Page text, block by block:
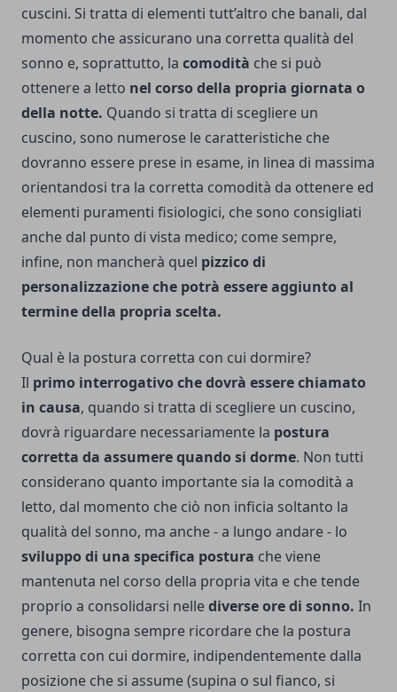
cuscini. Si tratta di elementi tutt’altro che banali, dal
momento che assicurano una corretta qualità del
sonno e, soprattutto, la comodità che si può
ottenere a letto nel corso della propria giornata o
della notte. Quando si tratta di scegliere un
cuscino, sono numerose le caratteristiche che
dovranno essere prese in esame, in linea di massima
orientandosi tra la corretta comodità da ottenere ed
elementi puramenti fisiologici, che sono consigliati
anche dal punto di vista medico; come sempre,
infine, non mancherà quel pizzico di
personalizzazione che potrà essere aggiunto al
termine della propria scelta.
Qual è la postura corretta con cui dormire?
Il primo interrogativo che dovrà essere chiamato
in causa, quando si tratta di scegliere un cuscino,
dovrà riguardare necessariamente la postura
corretta da assumere quando si dorme. Non tutti
considerano quanto importante sia la comodità a
letto, dal momento che ciò non inficia soltanto la
qualità del sonno, ma anche - a lungo andare - lo
sviluppo di una specifica postura che viene
mantenuta nel corso della propria vita e che tende
proprio a consolidarsi nellediverse ore di sonno. In
genere, bisogna sempre ricordare che la postura
corretta con cui dormire, indipendentemente dalla
posizione che si assume (supina o sul fianco, si